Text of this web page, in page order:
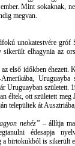
Mint sokaknak,
megvan.
unokatestvére gróf
sikerült elhagynia az
első időkben
Uruguayban született.
éltek, ott született meg
települtek át
nehéz” – állítja
édesapja
birtokukból is sikerült